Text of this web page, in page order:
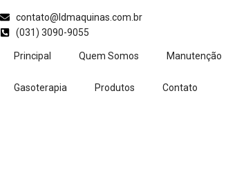
contato@ldmaquinas.com.br
(031) 3090-9055
Principal Quem Somos Manutenção
Gasoterapia Produtos Contato